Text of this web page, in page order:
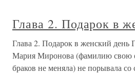
Глава 2. Подарок в
Глава 2. Подарок в женский день
Мария Миронова (фамилию свою
браков не меняла) не порывала